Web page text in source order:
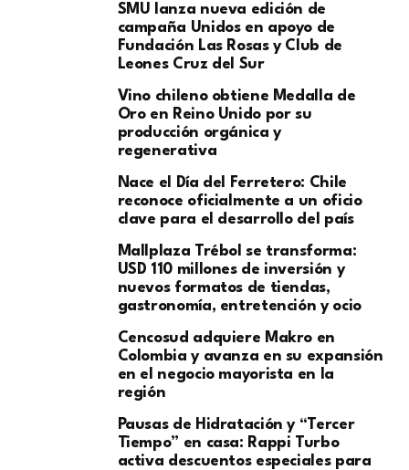
SMU lanza nueva edición de
campaña Unidos en apoyo de
Fundación Las Rosas y Club de
Leones Cruz del Sur
Vino chileno obtiene Medalla de
Oro en Reino Unido por su
producción orgánica y
regenerativa
Nace el Día del Ferretero: Chile
reconoce oficialmente a un oficio
clave para el desarrollo del país
Mallplaza Trébol se transforma:
USD 110 millones de inversión y
nuevos formatos de tiendas,
gastronomía, entretención y ocio
Cencosud adquiere Makro en
Colombia y avanza en su expansión
en el negocio mayorista en la
región
Pausas de Hidratación y “Tercer
Tiempo” en casa: Rappi Turbo
activa descuentos especiales para